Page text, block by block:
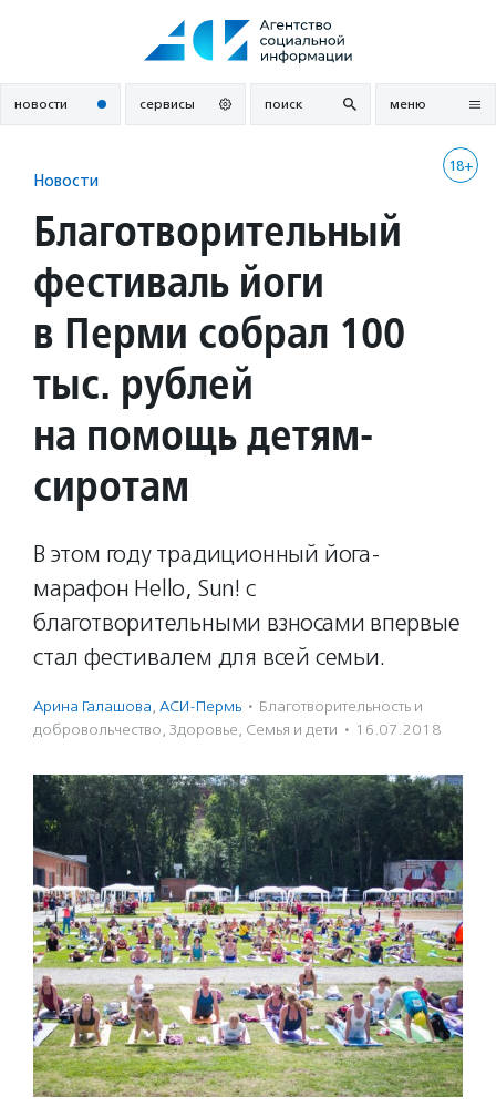
новости сервисы поиск меню
18+
Новости
Благотворительный
фестиваль йоги
в Перми собрал 100
тыс. рублей
на помощь детям-
сиротам
В этом году традиционный йога-
марафон Hello, Sun! с
благотворительными взносами впервые
стал фестивалем для всей семьи.
Арина Галашова, АСИ-Пермь · Благотвори­тель­ность и
доброволь­чест­во, Здоровье, Семья и дети · 16.07.2018